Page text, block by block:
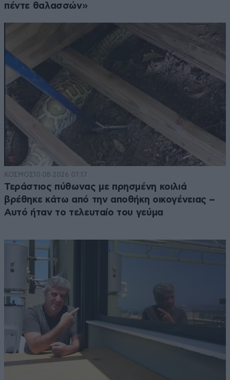
πέντε θαλασσών»
ΚΟΣΜΟΣ10·08·2026 07:17
Τεράστιος πύθωνας με πρησμένη κοιλιά
βρέθηκε κάτω από την αποθήκη οικογένειας –
Αυτό ήταν το τελευταίο του γεύμα